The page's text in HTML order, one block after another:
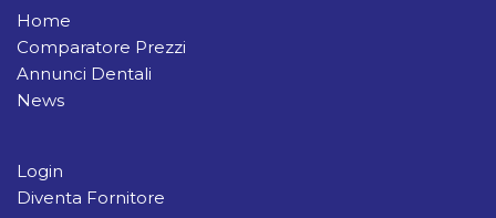
Home
Comparatore Prezzi
Annunci Dentali
News
Login
Diventa Fornitore